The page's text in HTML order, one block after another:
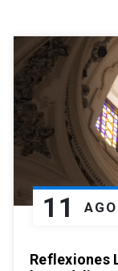
11 AGO
Reflexiones